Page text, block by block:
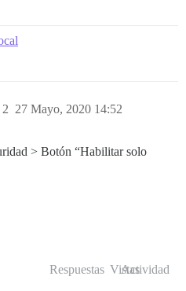
27 Mayo, 2020 14:52
2
> Botón “Habilitar solo
Respuestas Vistas
Actividad